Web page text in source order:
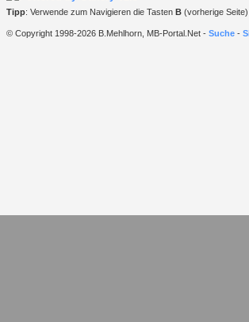
Tipp: Verwende zum Navigieren die Tasten B (vorherige Seite)
© Copyright 1998-2026 B.Mehlhorn, MB-Portal.Net - Suche -